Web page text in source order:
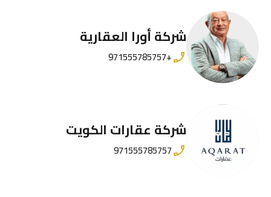
شركة أورا العقارية
+971555785757
شركة عقارات الكويت
971555785757